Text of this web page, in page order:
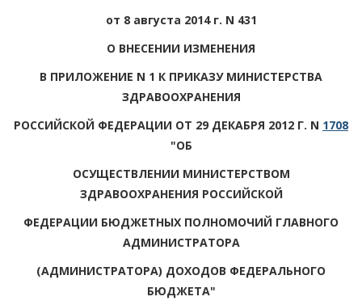
от 8 августа 2014 г. N 431
О ВНЕСЕНИИ ИЗМЕНЕНИЯ
В ПРИЛОЖЕНИЕ N 1 К ПРИКАЗУ МИНИСТЕРСТВА
ЗДРАВООХРАНЕНИЯ
РОССИЙСКОЙ ФЕДЕРАЦИИ ОТ 29 ДЕКАБРЯ 2012 Г. N 1708
"ОБ
ОСУЩЕСТВЛЕНИИ МИНИСТЕРСТВОМ
ЗДРАВООХРАНЕНИЯ РОССИЙСКОЙ
ФЕДЕРАЦИИ БЮДЖЕТНЫХ ПОЛНОМОЧИЙ ГЛАВНОГО
АДМИНИСТРАТОРА
(АДМИНИСТРАТОРА) ДОХОДОВ ФЕДЕРАЛЬНОГО
БЮДЖЕТА"